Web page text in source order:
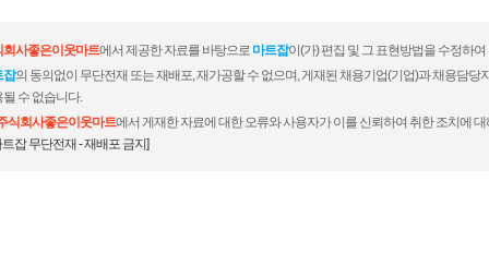
회사좋은이웃마트에서 제공한 자료를 바탕으로 마트잡이(가) 편집 및 그 표현방법을 수정하
잡의 동의없이 무단전재 또는 재배포, 재가공할 수 없으며, 게재된 채용기업(기업)과 채용담당
수 없습니다.
식회사좋은이웃마트에서 게재한 자료에 대한 오류와 사용자가 이를 신뢰하여 취한 조치에
잡 무단전재 - 재배포 금지]